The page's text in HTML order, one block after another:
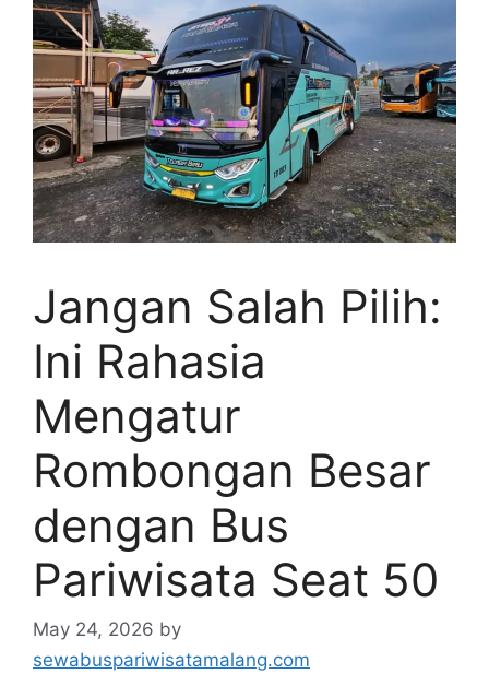
Jangan Salah Pilih:
Ini Rahasia
Mengatur
Rombongan Besar
dengan Bus
Pariwisata Seat 50
May 24, 2026 by
sewabuspariwisatamalang.com